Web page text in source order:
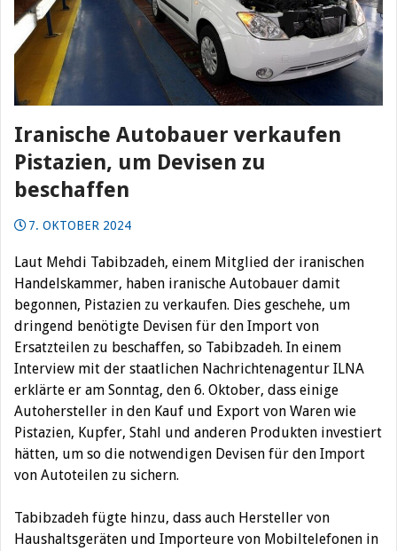
Iranische Autobauer verkaufen
Pistazien, um Devisen zu
beschaffen
7. OKTOBER 2024
Laut Mehdi Tabibzadeh, einem Mitglied der iranischen
Handelskammer, haben iranische Autobauer damit
begonnen, Pistazien zu verkaufen. Dies geschehe, um
dringend benötigte Devisen für den Import von
Ersatzteilen zu beschaffen, so Tabibzadeh. In einem
Interview mit der staatlichen Nachrichtenagentur ILNA
erklärte er am Sonntag, den 6. Oktober, dass einige
Autohersteller in den Kauf und Export von Waren wie
Pistazien, Kupfer, Stahl und anderen Produkten investiert
hätten, um so die notwendigen Devisen für den Import
von Autoteilen zu sichern.
Tabibzadeh fügte hinzu, dass auch Hersteller von
Haushaltsgeräten und Importeure von Mobiltelefonen in